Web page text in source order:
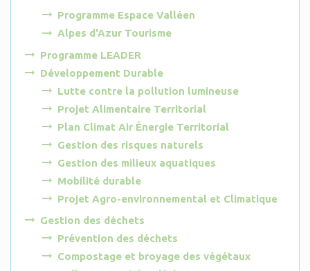
Programme Espace Valléen
Alpes d'Azur Tourisme
Programme LEADER
Développement Durable
Lutte contre la pollution lumineuse
Projet Alimentaire Territorial
Plan Climat Air Énergie Territorial
Gestion des risques naturels
Gestion des milieux aquatiques
Mobilité durable
Projet Agro-environnemental et Climatique
Gestion des déchets
Prévention des déchets
Compostage et broyage des végétaux